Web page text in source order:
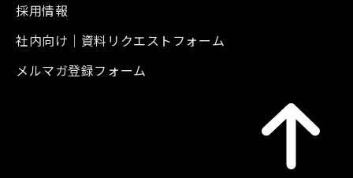
採用情報
社内向け｜資料リクエストフォーム
メルマガ登録フォーム